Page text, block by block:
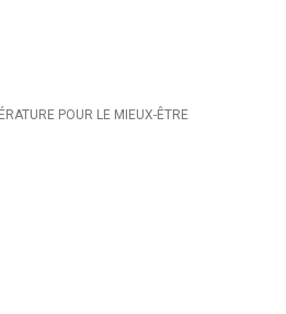
POUR LE MIEUX-ÊTRE